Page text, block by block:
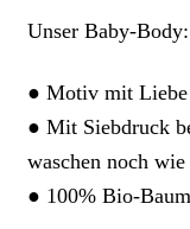
Unser Baby-
● Motiv mit Liebe
● Mit Siebdruck
waschen noch wie
● 100% Bio-